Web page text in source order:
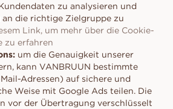
zu analysieren und
die richtige Zielgruppe zu
Link, um mehr über die Cookie-
zu erfahren
um die Genauigkeit unserer
kann VANBRUUN bestimmte
Adressen) auf sichere und
Weise mit Google Ads teilen. Die
vor der Übertragung verschlüsselt